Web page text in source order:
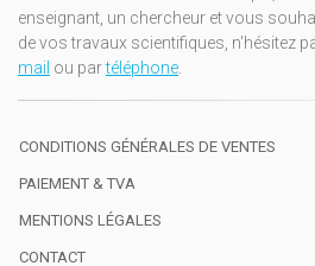
enseignant, un chercheur et vous
de vos travaux scientifiques, n'hésitez
mail ou partéléphone.
CONDITIONS GÉNÉRALES DE VENTES
PAIEMENT & TVA
MENTIONS LÉGALES
CONTACT